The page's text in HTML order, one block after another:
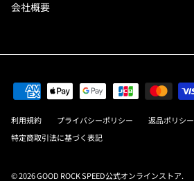
会社概要
利用規約 プライバシーポリシー
返品ポリシー
特定商取引法に基づく表記
© 2026GOOD ROCK SPEED公式オンラインストア.